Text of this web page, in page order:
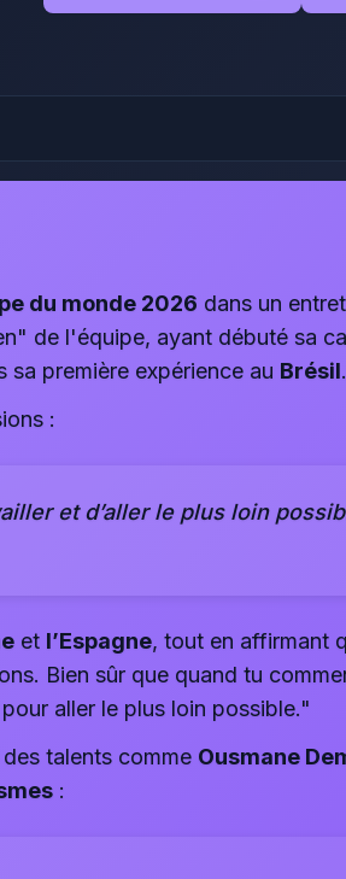
du monde 2026 dans un
de l'équipe, ayant débuté sa
sa première expérience au Brésil.
:
et d’aller le plus loin
et l’Espagne, tout en affirmant
Bien sûr que quand tu
aller le plus loin possible."
talents comme Ousmane
: